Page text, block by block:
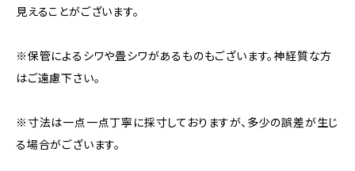
見えることがございます。
※保管によるシワや畳シワがあるものもございます。神経質な方
はご遠慮下さい。
※寸法は一点一点丁寧に採寸しておりますが、多少の誤差が生じ
る場合がございます。